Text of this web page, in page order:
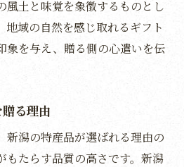
風土と味覚を象徴するものとし
地域の自然を感じ取れるギフト
象を与え、贈る側の心遣いを伝
る理由
新潟の特産品が選ばれる理由の
もたらす品質の高さです。新潟